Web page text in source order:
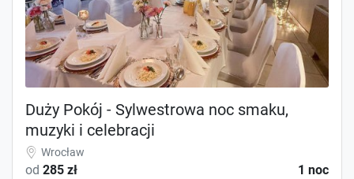
Duży Pokój - Sylwestrowa noc smaku,
muzyki i celebracji
Wrocław
od 285 zł 1 noc